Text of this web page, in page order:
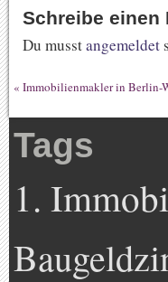
Schreibe einen
Du musstangemeldet
« Immobilienmakler in Berlin-
Tags
1.